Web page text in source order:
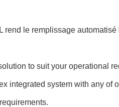
rend le remplissage
to suit your operational
integrated system with any of